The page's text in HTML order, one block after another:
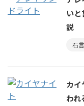
い
説
石
カイ
われ